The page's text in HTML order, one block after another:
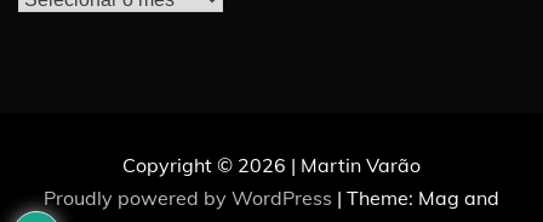
Copyright © 2026 | Martin Varão
Proudly powered by WordPress | Theme: Mag and